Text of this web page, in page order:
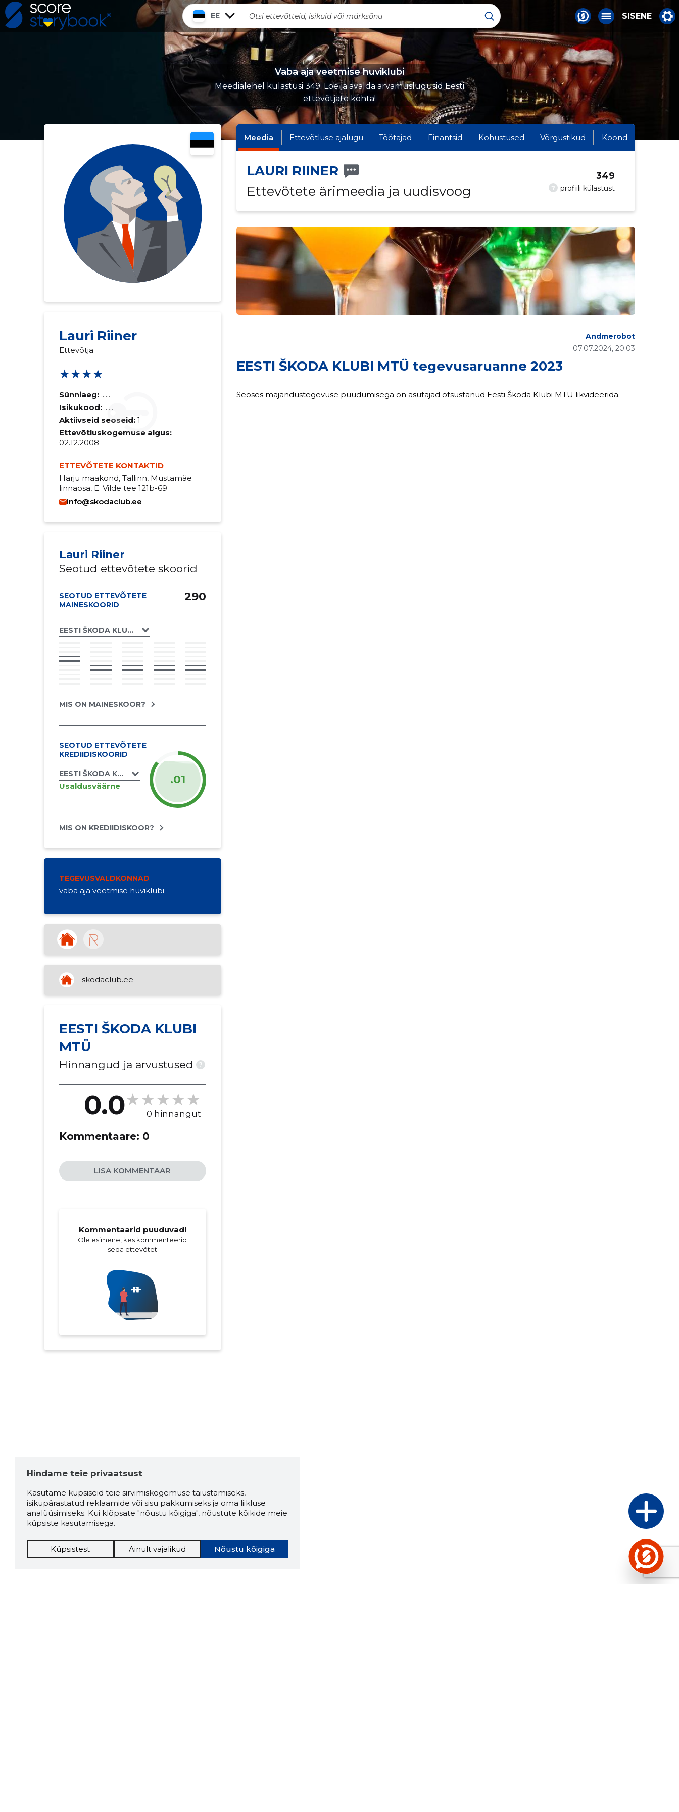
EE SISENE
Vaba aja veetmise huviklubi
Meedialehel külastusi 349. Loe ja avalda arvamuslugusid Eesti
ettevõtjate kohta!
Lauri Riiner
Ettevõtja
★★★★
Sünniaeg: ......
Isikukood: ......
Aktiivseid seoseid: 1
Ettevõtluskogemuse algus:
02.12.2008
ETTEVÕTETE KONTAKTID
Harju maakond, Tallinn, Mustamäe
linnaosa, E. Vilde tee 121b-69
info@skodaclub.ee
Lauri Riiner
Seotud ettevõtete skoorid
SEOTUD ETTEVÕTETE
MAINESKOORID
EESTI ŠKODA KLUBI MTÜ
290
MIS ON MAINESKOOR?
SEOTUD ETTEVÕTETE
KREDIIDISKOORID
EESTI ŠKODA KLUBI MTÜ
Usaldusväärne .01
MIS ON KREDIIDISKOOR?
TEGEVUSVALDKONNAD
vaba aja veetmise huviklubi
skodaclub.ee
EESTI ŠKODA KLUBI
MTÜ
Hinnangud ja arvustused ?
0.0 0 hinnangut
Kommentaare: 0
LISA KOMMENTAAR
Kommentaarid puuduvad!
Ole esimene, kes kommenteerib
seda ettevõtet
Meedia Ettevõtluse ajalugu Töötajad Finantsid Kohustused Võrgustikud Koond
LAURI RIINER
Ettevõtete ärimeedia ja uudisvoog
? profiili külastust
349
EESTI ŠKODA KLUBI MTÜ tegevusaruanne 2023
07.07.2024, 20:03
Andmerobot
Seoses majandustegevuse puudumisega on asutajad otsustanud Eesti Škoda Klubi MTÜ likvideerida.
Hindame teie privaatsust
Kasutame küpsiseid teie sirvimiskogemuse täiustamiseks,
isikupärastatud reklaamide või sisu pakkumiseks ja oma liikluse
analüüsimiseks. Kui klõpsate "nõustu kõigiga", nõustute kõikide meie
küpsiste kasutamisega.
Nõustu kõigiga
Küpsistest Ainult vajalikud